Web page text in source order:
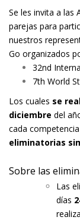
Se les invita a las
parejas para
nuestros
Go organizados
32nd
7th World
Los cuales se
diciembre del
cada
eliminatorias
Sobre las
Las
días